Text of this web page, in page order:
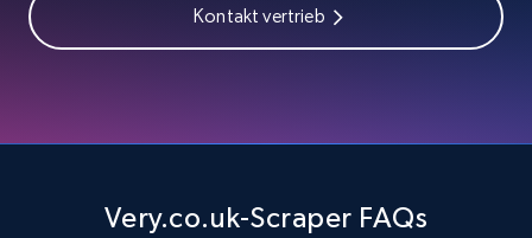
716+ Gratis testen
keyword and then apply relevant video
URL, Title, Youtuber, Youtuber md5, Video url,
Kontakt vertrieb
Very.co.uk-Scraper FAQs